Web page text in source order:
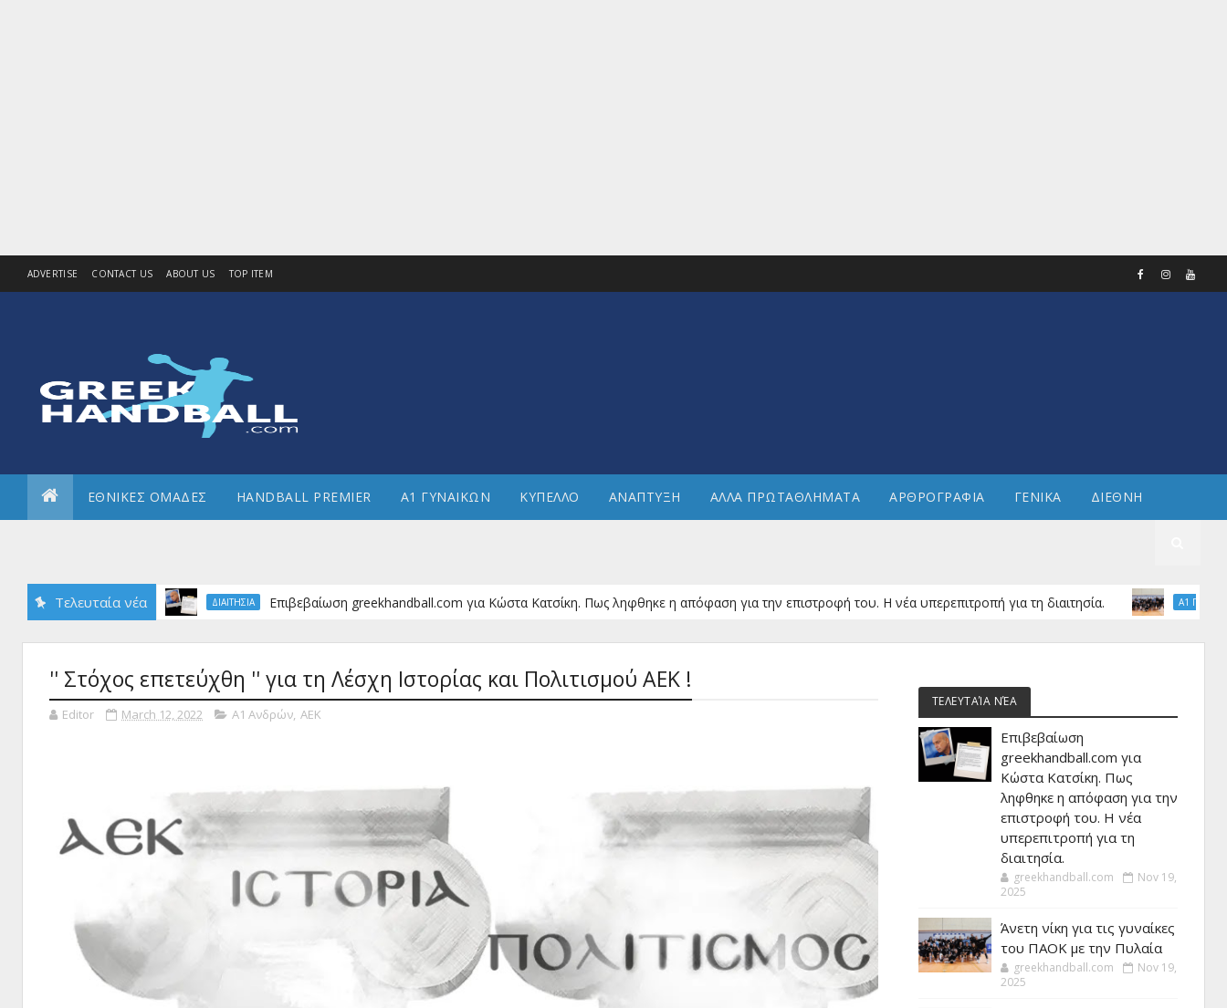
ADVERTISE CONTACT US ABOUT US TOP ITEM
ΕΘΝΙΚΕΣ ΟΜΑΔΕΣ HANDBALL PREMIER Α1 ΓΥΝΑΙΚΩΝ ΚΥΠΕΛΛΟ ΑΝΑΠΤΥΞΗ ΑΛΛΑ ΠΡΩΤΑΘΛΗΜΑΤΑ ΑΡΘΡΟΓΡΑΦΙΑ ΓΕΝΙΚΑ ΔΙΕΘΝΗ
Τελευταία νέα Α1 ΑΝΔΡΏΝ Ευκολα ο Ολυμπιακός τον Φέρωνα Α1 ΓΥΝΑΙΚΏΝ Βατή κλήρωση για πρόκριση στους 8 του W EHF European Cup ο ΠΑΟΚ Α2 ΑΝΔΡΏΝ
'' Στόχος επετεύχθη '' για τη Λέσχη Ιστορίας και Πολιτισμού ΑΕΚ !
Editor March 12, 2022 Α1 Ανδρών, ΑΕΚ
ΤΕΛΕΥΤΑΊΑ ΝΈΑ
Επιβεβαίωση
greekhandball.com για
Κώστα Κατσίκη. Πως
ληφθηκε η απόφαση για την
επιστροφή του. Η νέα
υπερεπιτροπή για τη
διαιτησία.
greekhandball.com
Nov 19,
2025
Άνετη νίκη για τις γυναίκες
του ΠΑΟΚ με την Πυλαία
greekhandball.com
Nov 19,
2025